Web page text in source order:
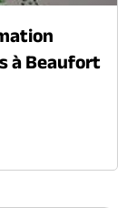
à Beaufort